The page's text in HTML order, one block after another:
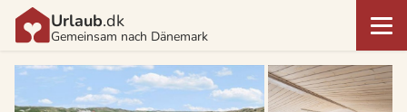
Urlaub.dk
Gemeinsam nach Dänemark